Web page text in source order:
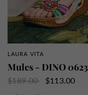
APERÇU RAPIDE
LAURA VITA
Mules - DINO 0623
$189.00
$113.00